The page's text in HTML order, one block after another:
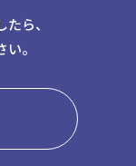
カウンティング
ら、
。